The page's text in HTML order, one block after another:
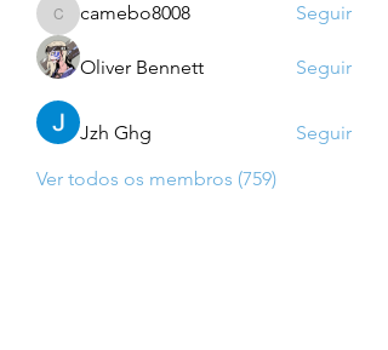
camebo8008
camebo8008 Seguir
Oliver Bennett Seguir
Jzh Ghg
Seguir
Ver todos os membros (759)